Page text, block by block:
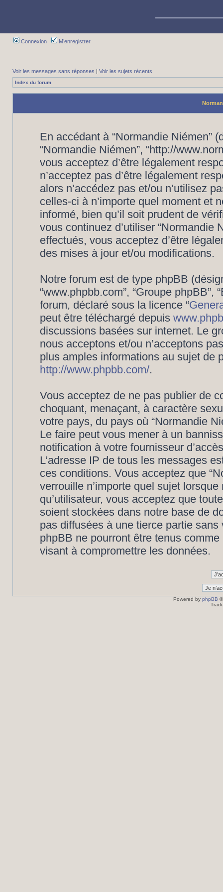
Connexion M’enregistrer
Voir les messages sans réponses | Voir les sujets récents
Index du forum
En accédant à “Normandie Niémen”
“Normandie Niémen”, “http://
vous acceptez d’être légalement
n’acceptez pas d’être légalement
alors n’accédez pas et/ou n’utilisez
celles-ci à n’importe quel moment et
informé, bien qu’il soit prudent de
vous continuez d’utiliser “Normandie
effectués, vous acceptez d’être
des mises à jour et/ou modifications.
Notre forum est de type phpBB
“www.phpbb.com”, “Groupe
forum, déclaré sous la licence “
peut être téléchargé depuis
discussions basées sur internet. Le
nous acceptons et/ou n’acceptons
plus amples informations au sujet de
http://www.phpbb.com/.
Vous acceptez de ne pas publier de
choquant, menaçant, à caractère
votre pays, du pays où “Normandie
Le faire peut vous mener à un
notification à votre fournisseur
L’adresse IP de tous les messages
ces conditions. Vous acceptez que
verrouille n’importe quel sujet
qu’utilisateur, vous acceptez que
soient stockées dans notre base de
pas diffusées à une tierce partie
phpBB ne pourront être tenus
visant à compromettre les données.
Powered by phpBB